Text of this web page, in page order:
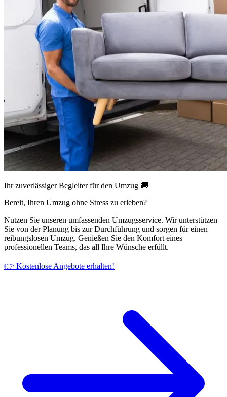
Ihr zuverlässiger Begleiter für den Umzug 🚚
Bereit, Ihren Umzug ohne Stress zu erleben?
Nutzen Sie unseren umfassenden Umzugsservice. Wir unterstützen
Sie von der Planung bis zur Durchführung und sorgen für einen
reibungslosen Umzug. Genießen Sie den Komfort eines
professionellen Teams, das all Ihre Wünsche erfüllt.
👉 Kostenlose Angebote erhalten!